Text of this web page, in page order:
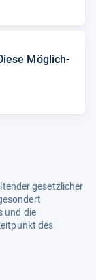
Mög­lich­
gesetzlicher
und die
des